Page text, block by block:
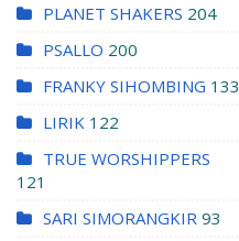
PLANET SHAKERS 204
PSALLO 200
FRANKY SIHOMBING 133
LIRIK 122
TRUE WORSHIPPERS
121
SARI SIMORANGKIR 93